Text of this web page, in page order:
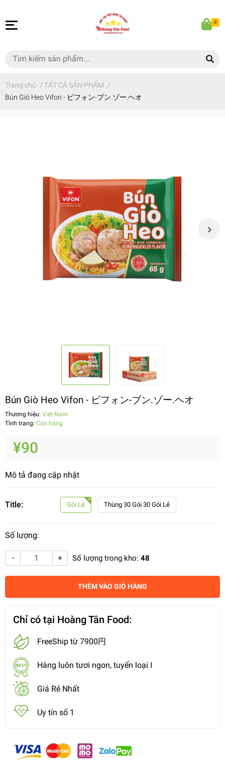
0
Trang chủ / TẤT CẢ SẢN PHẨM /
Bún Giò Heo Vifon - ビフォン-ブン.ゾー.ヘオ
Bún Giò Heo Vifon - ビフォン-ブン.ゾー.ヘオ
Thương hiệu: Việt Nam
Tình trạng: Còn hàng
¥90
Mô tả đang cập nhật
Title: Gói Lẻ Thùng 30 Gói 30 Gói Lẻ
Số lượng:
- + Số lượng trong kho: 48
THÊM VÀO GIỎ HÀNG
Chỉ có tại Hoàng Tân Food:
FreeShip từ 7900円
Hàng luôn tươi ngon, tuyển loại I
Giá Rẻ Nhất
Uy tín số 1